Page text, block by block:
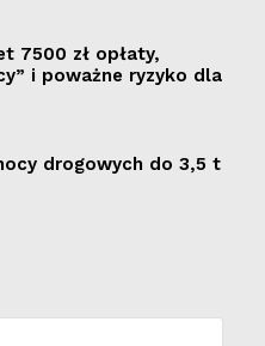
7500 zł opłaty,
i poważne ryzyko dla
drogowych do 3,5 t